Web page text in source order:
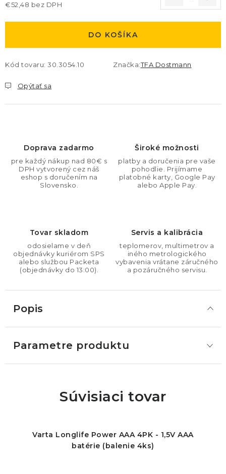
€52,48 bez DPH
DO KOŠÍKA
Kód tovaru: 30.3054.10 Značka:TFA Dostmann
Opýtať sa
Doprava zadarmo
pre každý nákup nad 80€ s
DPH vytvorený cez náš
eshop s doručením na
Slovensko.
Široké možnosti
platby a doručenia pre vaše
pohodlie. Prijímame
platobné karty, Google Pay
alebo Apple Pay.
Tovar skladom
odosielame v deň
objednávky kuriérom SPS
alebo službou Packeta
(objednávky do 13:00).
Servis a kalibrácia
teplomerov, multimetrov a
iného metrologického
vybavenia vrátane záručného
a pozáručného servisu.
Popis
Parametre produktu
Súvisiaci tovar
Varta Longlife Power AAA 4PK - 1,5V AAA
batérie (balenie 4ks)